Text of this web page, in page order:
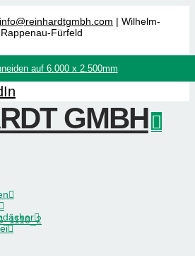
info@reinhardtgmbh.com | Wilhelm-
Fürfeld
auf 6.000 x 2.500mm